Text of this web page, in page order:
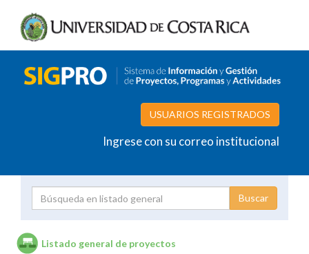
USUARIOS REGISTRADOS
Ingrese con su correo institucional
Listado general de proyectos